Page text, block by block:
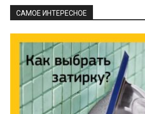
САМОЕ ИНТЕРЕСНОЕ